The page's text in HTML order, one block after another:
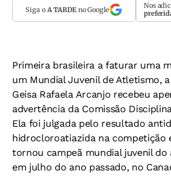
Siga o A TARDEno Google Nos
Primeira brasileira a faturar uma
um Mundial Juvenil de Atletismo,
Geisa Rafaela Arcanjo recebeu
advertência da Comissão
Ela foi julgada pelo resultado
hidrocloroatiazida na competição
tornou campeã mundial juvenil do
em julho do ano passado, no